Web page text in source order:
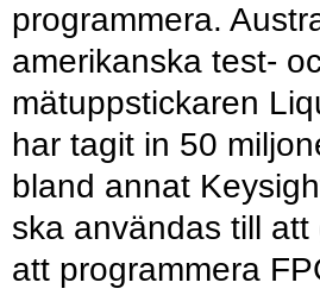
programmera.
amerikanska test-
mätuppstickaren
har tagit in 50
bland annat
ska användas till
att programmera